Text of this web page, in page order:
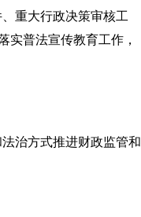
重大行政决策审核工
实普法宣传教育工作，
治方式推进财政监管和